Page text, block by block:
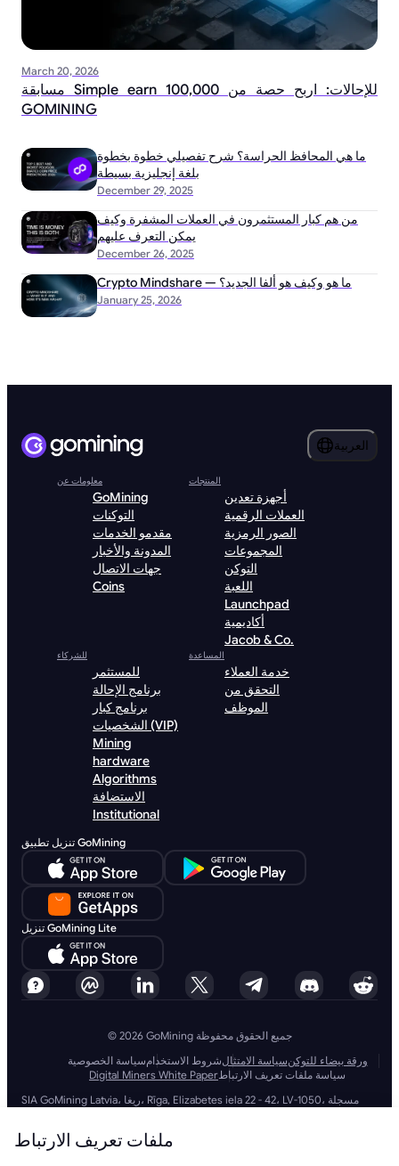
March 20, 2026
مسابقة Simple earn للإحالات: اربح حصة من 100,000
GOMINING
December 29, 2025
ما هي المحافظ الحراسة؟ شرح تفصيلي خطوة بخطوة
بلغة إنجليزية بسيطة
December 26, 2025
من هم كبار المستثمرون في العملات المشفرة وكيف
يمكن التعرف عليهم
January 25, 2026
Crypto Mindshare — ما هو وكيف هو ألفا الجديد؟
العربية
معلومات عن
GoMining
التوكنات
مقدمو الخدمات
المدونة والأخبار
جهات الاتصال
Coins
المنتجات
أجهزة تعدين
العملات الرقمية
الصور الرمزية
المجموعات
التوكن
اللعبة
Launchpad
أكاديمية
Jacob & Co.
للشركاء
للمستثمر
برنامج الإحالة
برنامج كبار
الشخصيات (VIP)
Mining
hardware
Algorithms
الاستضافة
Institutional
المساعدة
خدمة العملاء
التحقق من
الموظف
تنزيل تطبيق GoMining
تنزيل GoMining Lite
© 2026 GoMining جميع الحقوق محفوظة
سياسة الخصوصيةشروط الاستخدامسياسة الامتثالورقة بيضاء للتوكن
Digital Miners White Paperسياسة ملفات تعريف الارتباط
SIA GoMining Latvia، ريغا، Rīga, Elizabetes iela 22 - 42، LV-1050، مسجلة
ملفات تعريف الارتباط